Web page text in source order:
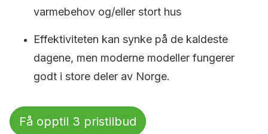
varmebehov og/eller stort hus
Effektiviteten kan synke på de kaldeste
dagene, men moderne modeller fungerer
godt i store deler av Norge.
Få opptil 3 pristilbud